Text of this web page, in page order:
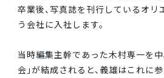
卒業後、写真誌を刊行しているオリ
う会社に入社します。
当時編集主幹であった木村専一を中
会」が結成されると、義雄はこれに